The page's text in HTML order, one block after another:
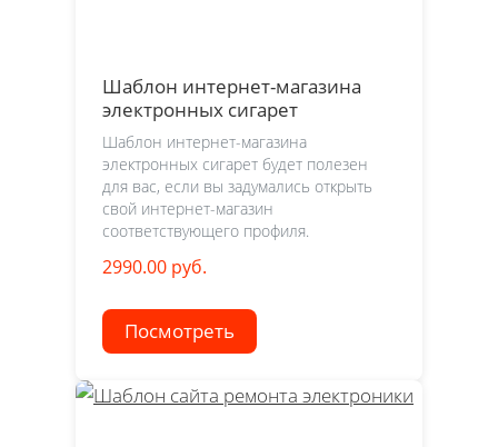
Шаблон интернет-магазина
электронных сигарет
Шаблон интернет-магазина
электронных сигарет будет полезен
для вас, если вы задумались открыть
свой интернет-магазин
соответствующего профиля.
2990.00 руб.
Посмотреть